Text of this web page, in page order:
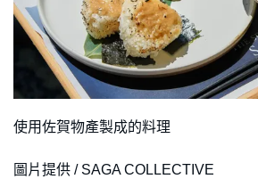
使用佐賀物產製成的料理
圖片提供 / SAGA COLLECTIVE